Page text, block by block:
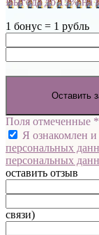
1 бонус = 1 рубль
Оставить
Поля отмеченные *
Я ознакомлен и
персональных
персональных
оставить отзыв
связи)